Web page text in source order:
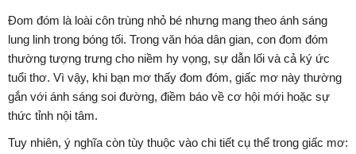
Đom đóm là loài côn trùng nhỏ bé nhưng mang theo ánh sáng
lung linh trong bóng tối. Trong văn hóa dân gian, con đom đóm
thường tượng trưng cho niềm hy vọng, sự dẫn lối và cả ký ức
tuổi thơ. Vì vậy, khi bạn mơ thấy đom đóm, giấc mơ này thường
gắn với ánh sáng soi đường, điềm báo về cơ hội mới hoặc sự
thức tỉnh nội tâm.
Tuy nhiên, ý nghĩa còn tùy thuộc vào chi tiết cụ thể trong giấc mơ: